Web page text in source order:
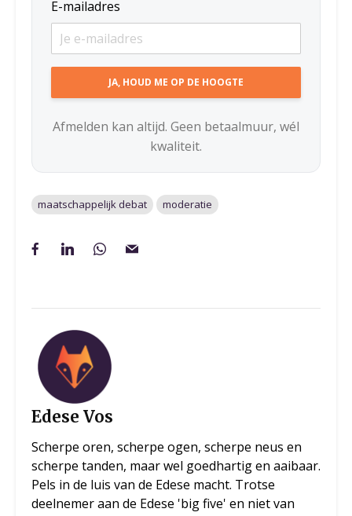
E-mailadres
Afmelden kan altijd. Geen betaalmuur, wél
kwaliteit.
maatschappelijk debat moderatie
Edese Vos
Scherpe oren, scherpe ogen, scherpe neus en
scherpe tanden, maar wel goedhartig en aaibaar.
Pels in de luis van de Edese macht. Trotse
deelnemer aan de Edese 'big five' en niet van